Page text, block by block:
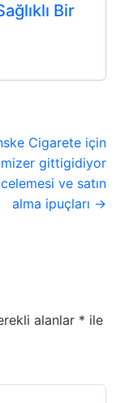
Bir
Cigarete için
gittigidiyor
ve satın
alma ipuçları →
alanlar * ile